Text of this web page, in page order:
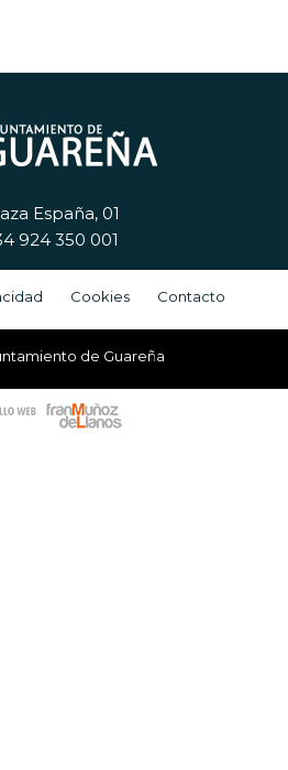
España, 01
924 350 001
Cookies Contacto
de Guareña